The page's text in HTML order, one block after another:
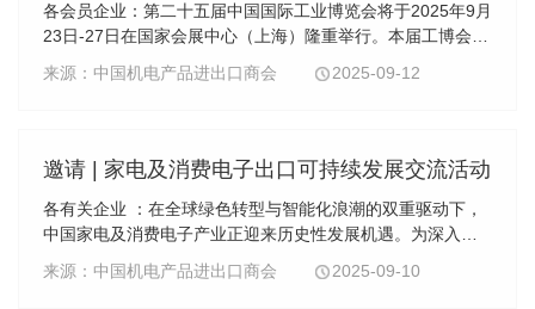
各会员企业：第二十五届中国国际工业博览会将于2025年9月
23日-27日在国家会展中心（上海）隆重举行。本届工博会
以“工业新质，智造无界”为主题，共设置9大主题展区，分别
为数控机床与金属加工展、工业自动化展、绿...
来源：中国机电产品进出口商会 2025-09-12
邀请 | 家电及消费电子出口可持续发展交流活动
各有关企业 ：在全球绿色转型与智能化浪潮的双重驱动下，
中国家电及消费电子产业正迎来历史性发展机遇。为深入探
讨行业可持续发展路径，促进国际交流合作，由中国机电产
品进出口商会主办的家电及消费电子出口可持续...
来源：中国机电产品进出口商会 2025-09-10